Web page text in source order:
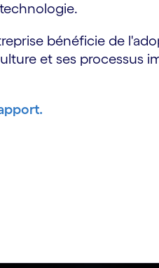
bénéficie de
et ses processus